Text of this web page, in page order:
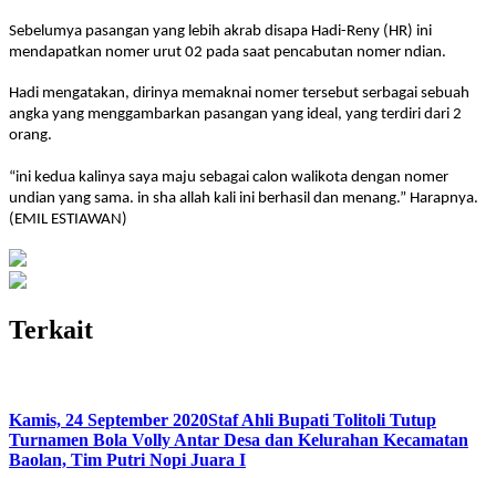
Sebelumya pasangan yang lebih akrab disapa Hadi-Reny (HR) ini
mendapatkan nomer urut 02 pada saat pencabutan nomer ndian.
Hadi mengatakan, dirinya memaknai nomer tersebut serbagai sebuah
angka yang menggambarkan pasangan yang ideal, yang terdiri dari 2
orang.
“ini kedua kalinya saya maju sebagai calon walikota dengan nomer
undian yang sama. in sha allah kali ini berhasil dan menang.” Harapnya.
(EMIL ESTIAWAN)
Terkait
Kamis, 24 September 2020Staf Ahli Bupati Tolitoli Tutup
Turnamen Bola Volly Antar Desa dan Kelurahan Kecamatan
Baolan, Tim Putri Nopi Juara I